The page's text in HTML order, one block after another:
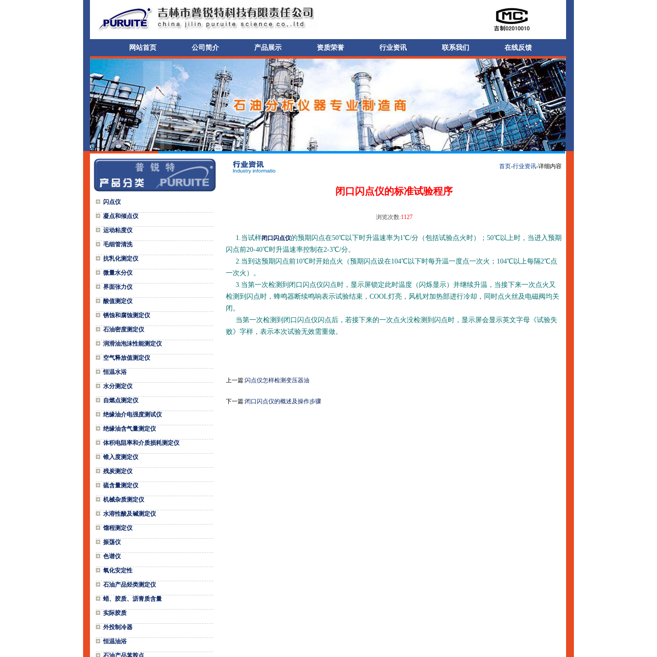
网站首页 公司简介 产品展示 资质荣誉 行业资讯 联系我们 在线反馈
闪点仪
凝点和倾点仪
运动粘度仪
毛细管清洗
抗乳化测定仪
微量水分仪
界面张力仪
酸值测定仪
锈蚀和腐蚀测定仪
石油密度测定仪
润滑油泡沫性能测定仪
空气释放值测定仪
恒温水浴
水分测定仪
自燃点测定仪
绝缘油介电强度测试仪
绝缘油含气量测定仪
体积电阻率和介质损耗测定仪
锥入度测定仪
残炭测定仪
硫含量测定仪
机械杂质测定仪
水溶性酸及碱测定仪
馏程测定仪
振荡仪
色谱仪
氧化安定性
石油产品烃类测定仪
蜡、胶质、沥青质含量
实际胶质
外投制冷器
恒温油浴
石油产品苯胺点
首页-行业资讯-详细内容
闭口闪点仪的标准试验程序
浏览次数:1127
1.当试样闭口闪点仪的预期闪点在50℃以下时升温速率为1℃/分（包括试验点火时）；50℃以上时，当进入预期
闪点前20-40℃时升温速率控制在2-3℃/分。
2.当到达预期闪点前10℃时开始点火（预期闪点设在104℃以下时每升温一度点一次火；104℃以上每隔2℃点
一次火）。
3.当第一次检测到闭口闪点仪闪点时，显示屏锁定此时温度（闪烁显示）并继续升温，当接下来一次点火又
检测到闪点时，蜂鸣器断续鸣响表示试验结束，COOL灯亮，风机对加热部进行冷却，同时点火丝及电磁阀均关
闭。
当第一次检测到闭口闪点仪闪点后，若接下来的一次点火没检测到闪点时，显示屏会显示英文字母《试验失
败》字样，表示本次试验无效需重做。
上一篇:闪点仪怎样检测变压器油
下一篇:闭口闪点仪的概述及操作步骤